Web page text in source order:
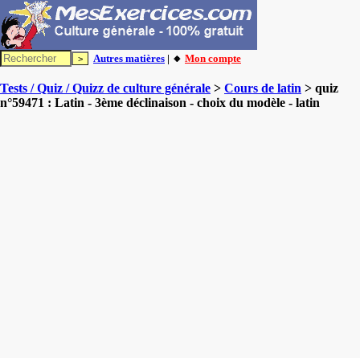
Autres matières | 🔸 Mon compte
Tests / Quiz / Quizz de culture générale > Cours de latin > quiz
n°59471 : Latin - 3ème déclinaison - choix du modèle - latin